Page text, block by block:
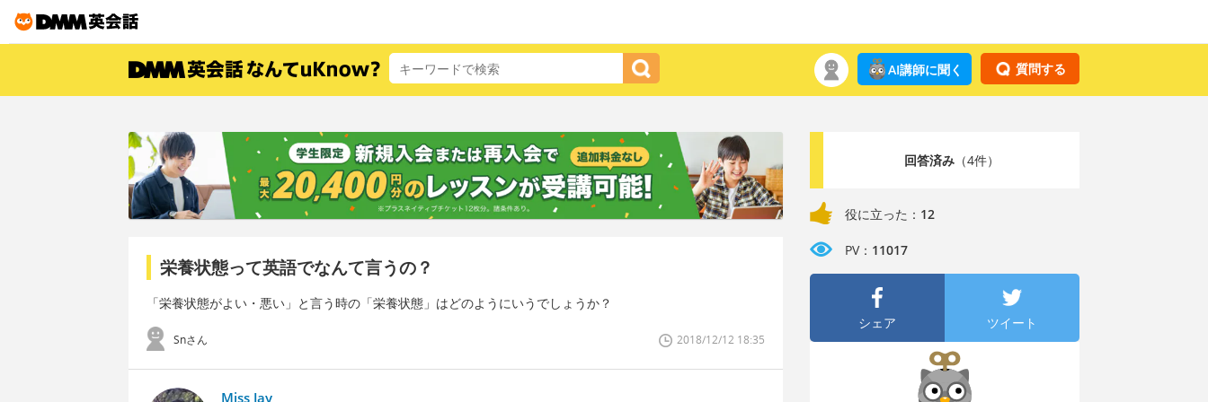
質問する
AI講師に聞く
栄養状態って英語でなんて言うの？
「栄養状態がよい・悪い」と言う時の「栄養状態」はどのようにいうでしょうか？
Snさん 2018/12/12 18:35
Miss Jay
回答済み（4件）
役に立った： 12
PV： 11017
シェア ツイート